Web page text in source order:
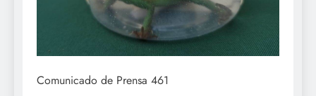
Comunicado de Prensa 461